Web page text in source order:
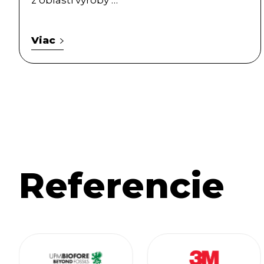
Viac
Referencie